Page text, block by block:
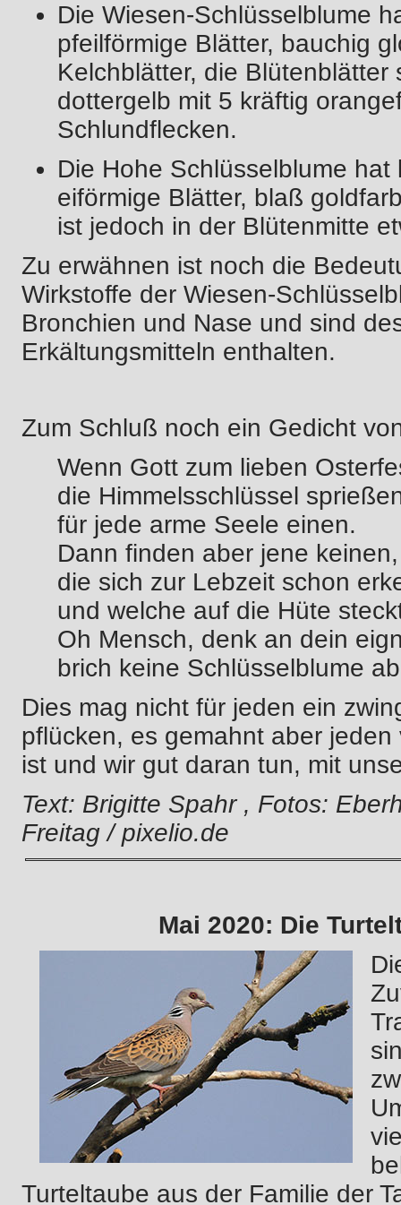
Die Wiesen-Schlüsselblume
pfeilförmige Blätter, bauchig
Kelchblätter, die Blütenblätter
dottergelb mit 5 kräftig
Schlundflecken.
Die Hohe Schlüsselblume hat
eiförmige Blätter, blaß
ist jedoch in der Blütenmitte
Zu erwähnen ist noch die
Wirkstoffe der Wiesen-
Bronchien und Nase und sind
Erkältungsmitteln enthalten.
Zum Schluß noch ein Gedicht
Wenn Gott zum lieben
die Himmelsschlüssel
für jede arme Seele einen.
Dann finden aber jene keinen,
die sich zur Lebzeit schon
und welche auf die Hüte
Oh Mensch, denk an dein
brich keine Schlüsselblume
Dies mag nicht für jeden ein
pflücken, es gemahnt aber
ist und wir gut daran tun, mit
Text: Brigitte Spahr , Fotos:
Freitag / pixelio.de
Mai 2020: Die
Turteltaube aus der Familie der